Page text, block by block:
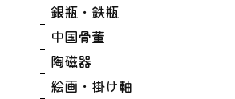
銀瓶・鉄瓶
中国骨董
陶磁器
絵画・掛け軸